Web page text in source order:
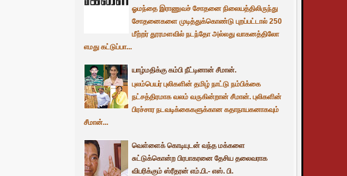
ஓமந்தை இராணுவச் சோதனை நிலையத்திலிருந்து
சோதனைகளை முடித்துக்கொண்டு புறப்பட்டால் 250
மீற்றர் தூரமளவில் நடந்தோ அல்லது வாகனத்திலோ
எமது கட்டுப்பா...
யாழ்மதிக்கு கம்பி நீட்டினான் சீமான்.
புலம்பெயர் புலிகளின் தமிழ் நாட்டு நம்பிக்கை
நட்சத்திரமாக வலம் வருகின்றான் சீமான். புலிகளின்
பிரச்சார நடவடிக்கைகளுக்கான கதாநாயகனாகவும்
சீமான்...
வெள்ளைக் கொடியுடன் வந்த மக்களை
சுட்டுக்கொன்ற பிரபாகரனை தேசிய தலைவராக
விபரிக்கும் ஸ்ரீதரன் எம்.பி.- எஸ். பி.